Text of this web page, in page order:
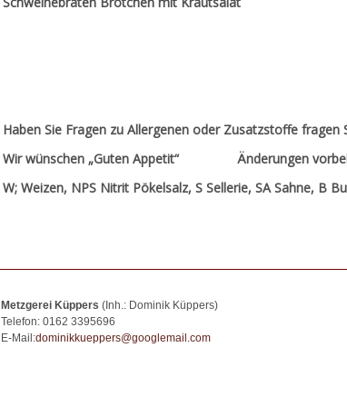
Haben Sie Fragen zu Allergenen oder Zusatzstoffe fragen
Wir wünschen „Guten Appetit“
Änderungen
W; Weizen, NPS Nitrit Pökelsalz, S Sellerie, SA Sahne, B
Metzgerei Küppers (Inh.: Dominik Küppers)
Telefon: 0162 3395696
E-Mail:dominikkueppers@googlemail.com